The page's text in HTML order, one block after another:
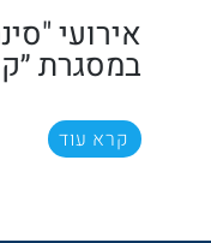
אירועי
במסגרת
קרא עוד